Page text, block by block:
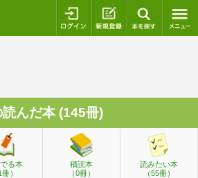
ログイン 新規登録
読んだ本 (145冊)
る本
冊）
積読本
（0冊）
読みたい本
（55冊）